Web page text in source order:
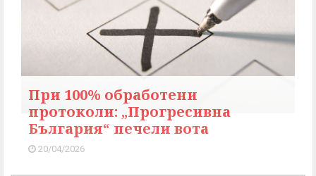
При 100% обработени
протоколи: „Прогресивна
България“ печели вота
20/04/2026